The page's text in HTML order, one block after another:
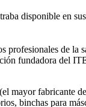
disponible en
profesionales de
fundadora del
mayor fabricante
binchas para